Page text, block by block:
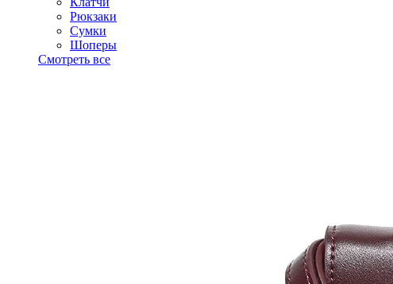
Рюкзаки
Сумки
Шоперы
Смотреть все